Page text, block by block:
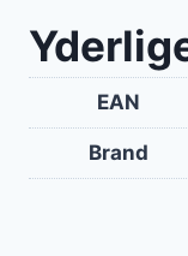
EAN
Brand